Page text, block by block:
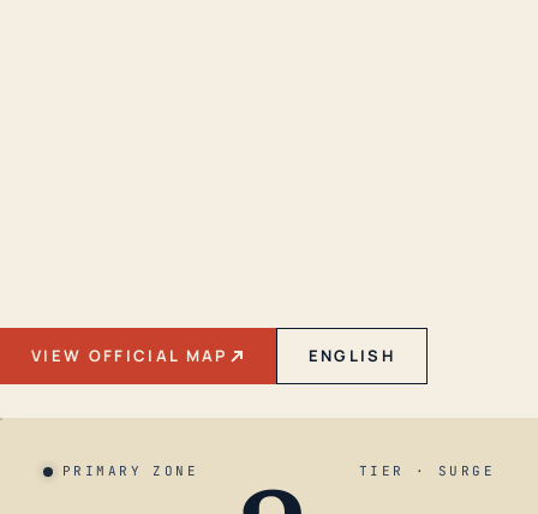
VIEW OFFICIAL MAP ENGLISH
PRIMARY ZONE TIER · SURGE